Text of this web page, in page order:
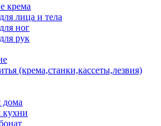
крема
лица и тела
ног
рук
(крема,станки,кассеты,лезвия)
дома
кухни